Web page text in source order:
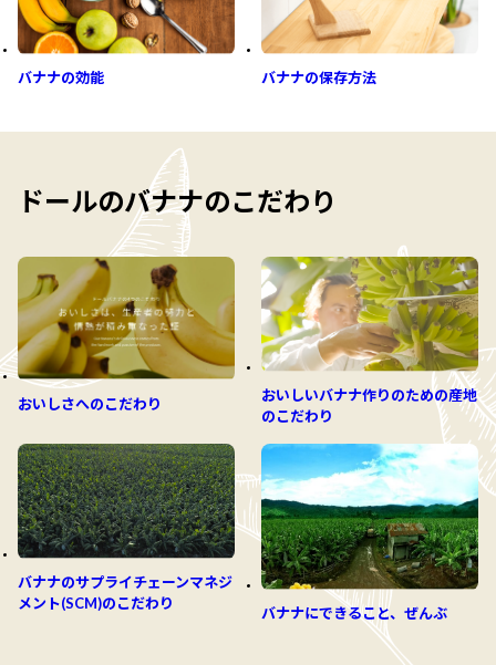
バナナの効能 バナナの保存方法
ドールのバナナのこだわり
おいしさへのこだわり
おいしいバナナ作りのための産地
のこだわり
バナナのサプライチェーンマネジ
メント(SCM)のこだわり
バナナにできること、ぜんぶ